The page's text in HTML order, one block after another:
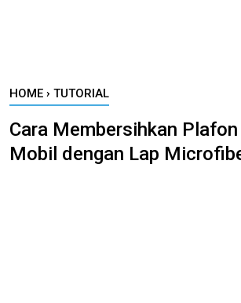
HOME › TUTORIAL
Cara Membersihkan
Mobil dengan Lap